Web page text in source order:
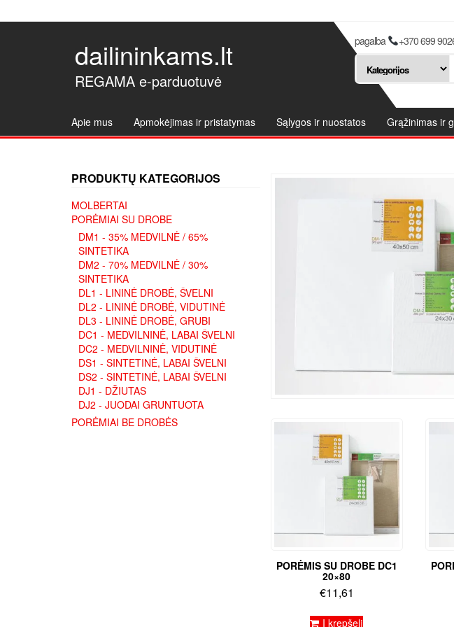
dailininkams.lt
REGAMA e-parduotuvė
pagalba +370 699
Apie mus Apmokėjimas ir pristatymas Sąlygos ir nuostatos Grąžinimas ir
PRODUKTŲ KATEGORIJOS
MOLBERTAI
PORĖMIAI SU DROBE
DM1 - 35% MEDVILNĖ / 65%
SINTETIKA
DM2 - 70% MEDVILNĖ / 30%
SINTETIKA
DL1 - LININĖ DROBĖ, ŠVELNI
DL2 - LININĖ DROBĖ, VIDUTINĖ
DL3 - LININĖ DROBĖ, GRUBI
DC1 - MEDVILNINĖ, LABAI ŠVELNI
DC2 - MEDVILNINĖ, VIDUTINĖ
DS1 - SINTETINĖ, LABAI ŠVELNI
DS2 - SINTETINĖ, LABAI ŠVELNI
DJ1 - DŽIUTAS
DJ2 - JUODAI GRUNTUOTA
PORĖMIAI BE DROBĖS
PORĖMIS SU DROBE DC1
20×80
€11,61
Į krepšelį